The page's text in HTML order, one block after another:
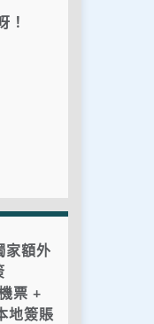
！
家額外
票 +
地簽賬